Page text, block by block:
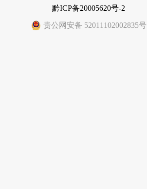
黔ICP备20005620号-2
贵公网安备 52011102002835号